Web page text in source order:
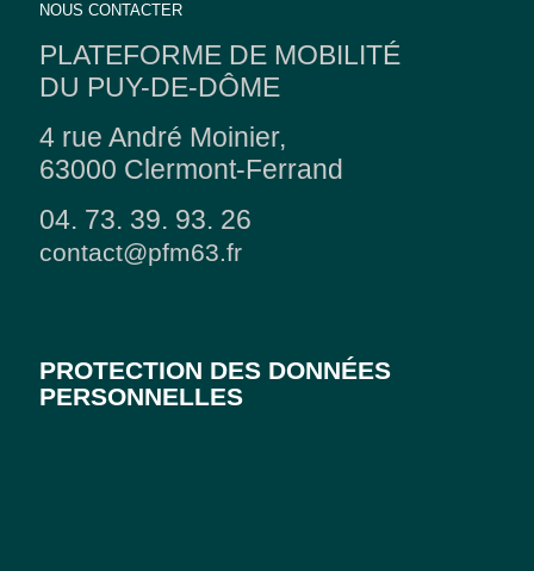
NOUS CONTACTER
PLATEFORME DE MOBILITÉ
DU PUY-DE-DÔME
4 rue André Moinier,
63000 Clermont-Ferrand
04. 73. 39. 93. 26
contact@pfm63.fr
PROTECTION DES DONNÉES
PERSONNELLES